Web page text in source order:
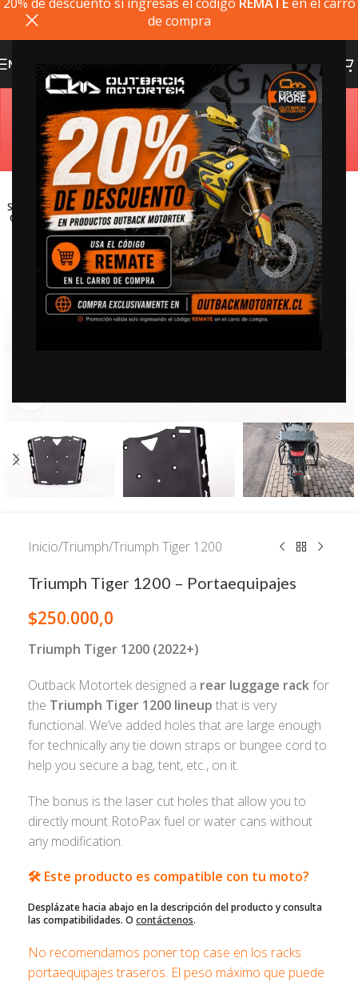
de compra
MENU
Estimado cliente, si el producto que busca no está
disponible, puede comprarlo directamente en
outbackmotortek.com
SOLD
OUT
Inicio/Triumph/Triumph Tiger 1200
Triumph Tiger 1200 – Portaequipajes
$250.000,0
Triumph Tiger 1200 (2022+)
Outback Motortek designed a rear luggage rackfor
the Triumph Tiger 1200 lineup that is very
functional. We’ve added holes that are large enough
for technically any tie down straps or bungee cord to
help you secure a bag, tent, etc., on it.
The bonus is the laser cut holes that allow you to
directly mount RotoPax fuel or water cans without
any modification.
🛠️ Este producto es compatible con tu moto?
Desplázate hacia abajo en la descripción del producto y consulta
las compatibilidades. O contáctenos.
No recomendamos poner top case en los racks
portaequipajes traseros. El peso máximo que puede